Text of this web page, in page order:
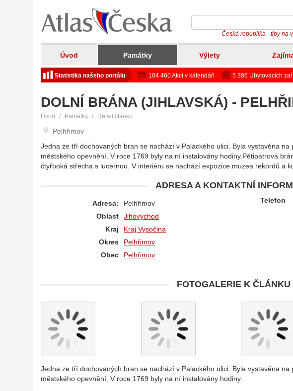
Česká republika - tipy na
Úvod Památky Výlety
Statistika našeho portálu 104 460 Akcí v kalendáři 5 386 Ubytovacích
DOLNÍ BRÁNA (JIHLAVSKÁ) -
Úvod Památky Detail článku
Pelhřimov
Jedna ze tří dochovaných bran se nachází v Palackého ulici. Byla vystavěna
městského opevnění. V roce 1769 byly na ní instalovány hodiny.Pětipatrová
čtyřboká střecha s lucernou. V interiéru se nachází expozice muzea rekordů a
ADRESA A KONTAKTNÍ
Adresa:
Pelhřimov
Oblast
Jihovýchod
Kraj
Kraj Vysočina
Okres
Pelhřimov
Obec
Pelhřimov
Telefon
FOTOGALERIE K ČLÁNKU
Jedna ze tří dochovaných bran se nachází v Palackého ulici. Byla vystavěna
městského opevnění. V roce 1769 byly na ní instalovány hodiny.